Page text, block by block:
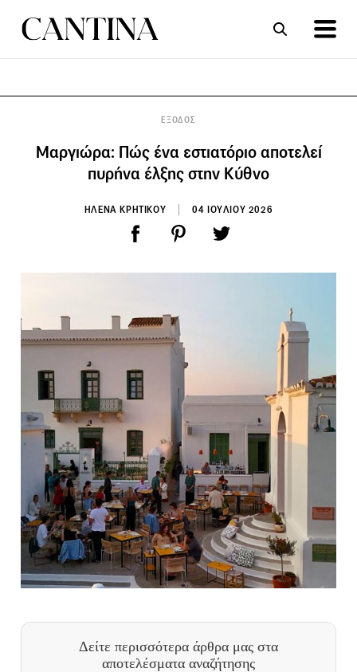
ΕΞΟΔΟΣ
Μαργιώρα: Πώς ένα εστιατόριο αποτελεί
πυρήνα έλξης στην Κύθνο
HΛΕΝΑ ΚΡΗΤΙΚΟΥ 04 ΙΟΥΛΙΟΥ 2026
Δείτε περισσότερα άρθρα μας στα
αποτελέσματα αναζήτησης